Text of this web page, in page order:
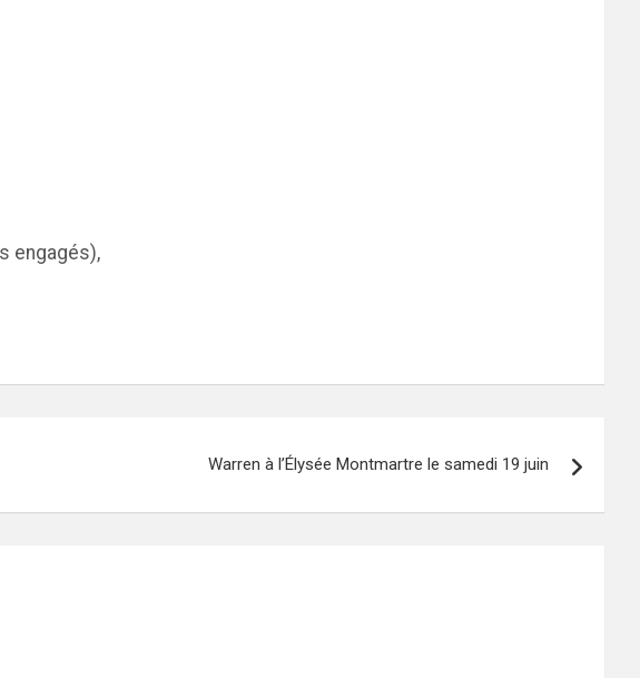
engagés),
Warren à l’Élysée Montmartre le samedi 19 juin